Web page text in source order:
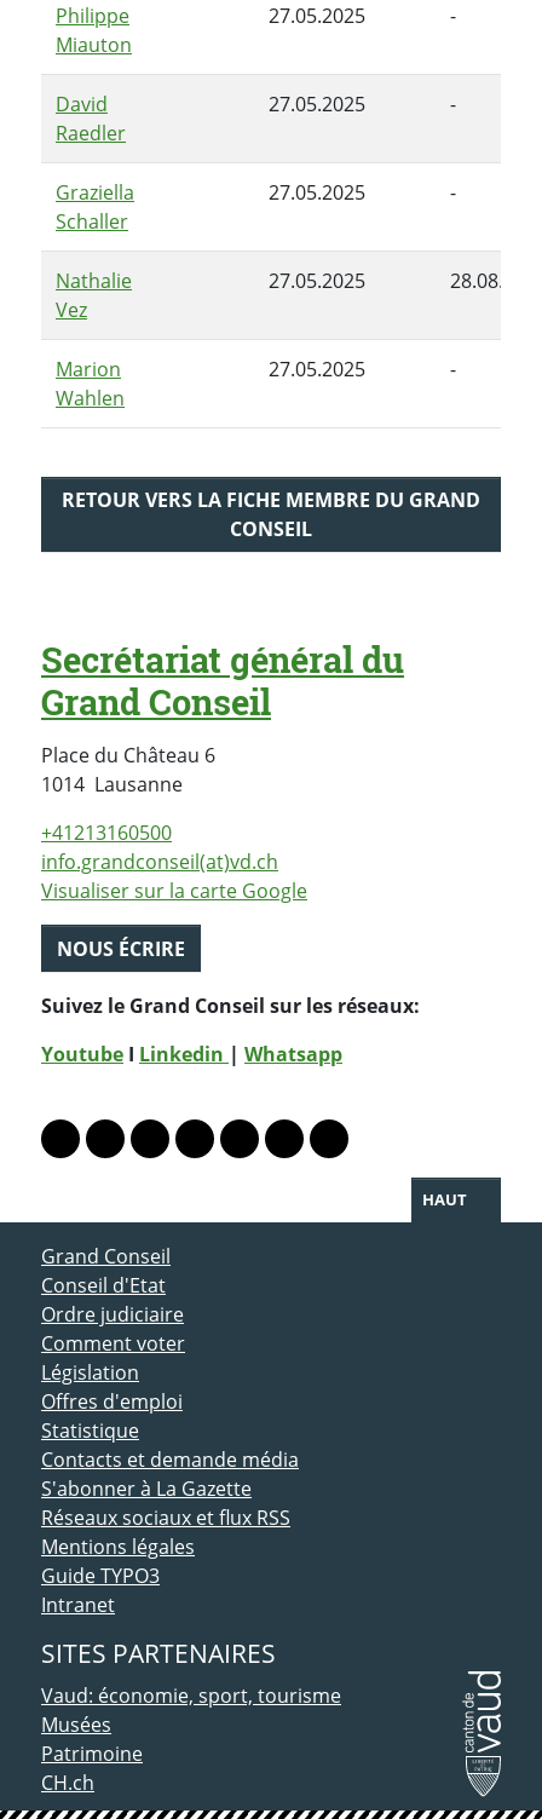
Philippe
Miauton
27.05.2025 -
David
Raedler
27.05.2025 -
Graziella
Schaller
27.05.2025 -
Nathalie
Vez
27.05.2025
Marion
Wahlen
27.05.2025 -
RETOUR VERS LA FICHE MEMBRE DU GRAND
CONSEIL
Secrétariat général du
Grand Conseil
Place du Château 6
1014 LausanneSuisse
+41213160500
info.grandconseil(at)vd.ch
Visualiser sur la carte Google
NOUS ÉCRIRE
Suivez le Grand Conseil sur les réseaux:
Youtube I Linkedin | Whatsapp
Lien vers le profil Mastodon
Lien vers le profil Bluesky
Lien vers le profil Instagram
Lien vers le profil Linkedin
Lien vers le profil Facebook
Lien vers le profil Twitter
Partager par WhatsApp
HAUT
ACCÈS DIRECT
Grand Conseil
Conseil d'Etat
Ordre judiciaire
Comment voter
Législation
Offres d'emploi
Statistique
Contacts et demande média
S'abonner à La Gazette
Réseaux sociaux et flux RSS
Mentions légales
Guide TYPO3
Intranet
SITES PARTENAIRES
Vaud: économie, sport, tourisme
Musées
Patrimoine
CH.ch